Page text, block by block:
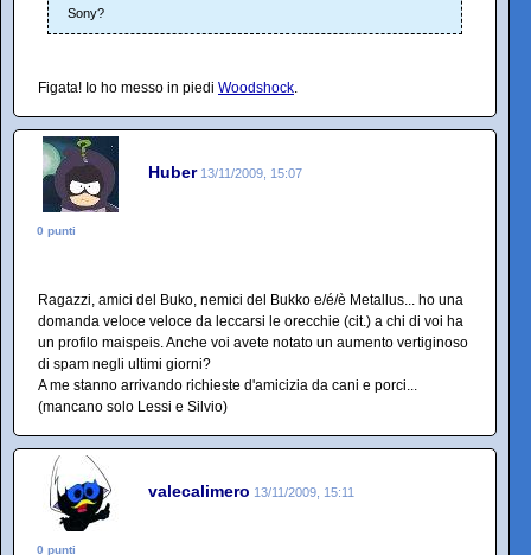
Sony?
Figata! Io ho messo in piedi Woodshock.
Huber 13/11/2009, 15:07
0 punti
Ragazzi, amici del Buko, nemici del Bukko e/é/è Metallus... ho una
domanda veloce veloce da leccarsi le orecchie (cit.) a chi di voi ha
un profilo maispeis. Anche voi avete notato un aumento vertiginoso
di spam negli ultimi giorni?
A me stanno arrivando richieste d'amicizia da cani e porci...
(mancano solo Lessi e Silvio)
valecalimero 13/11/2009, 15:11
0 punti